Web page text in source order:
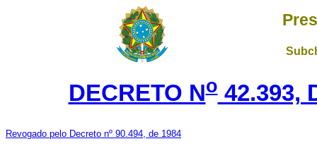
DECRETO No42.393,
Revogado pelo Decreto nº 90.494, de 1984